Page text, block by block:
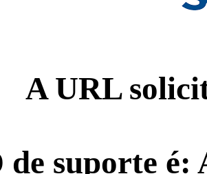
A URL
de suporte é: